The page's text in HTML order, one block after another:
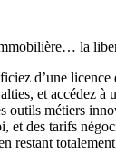
la
d’une licence
et accédez à
outils métiers
et des tarifs
restant